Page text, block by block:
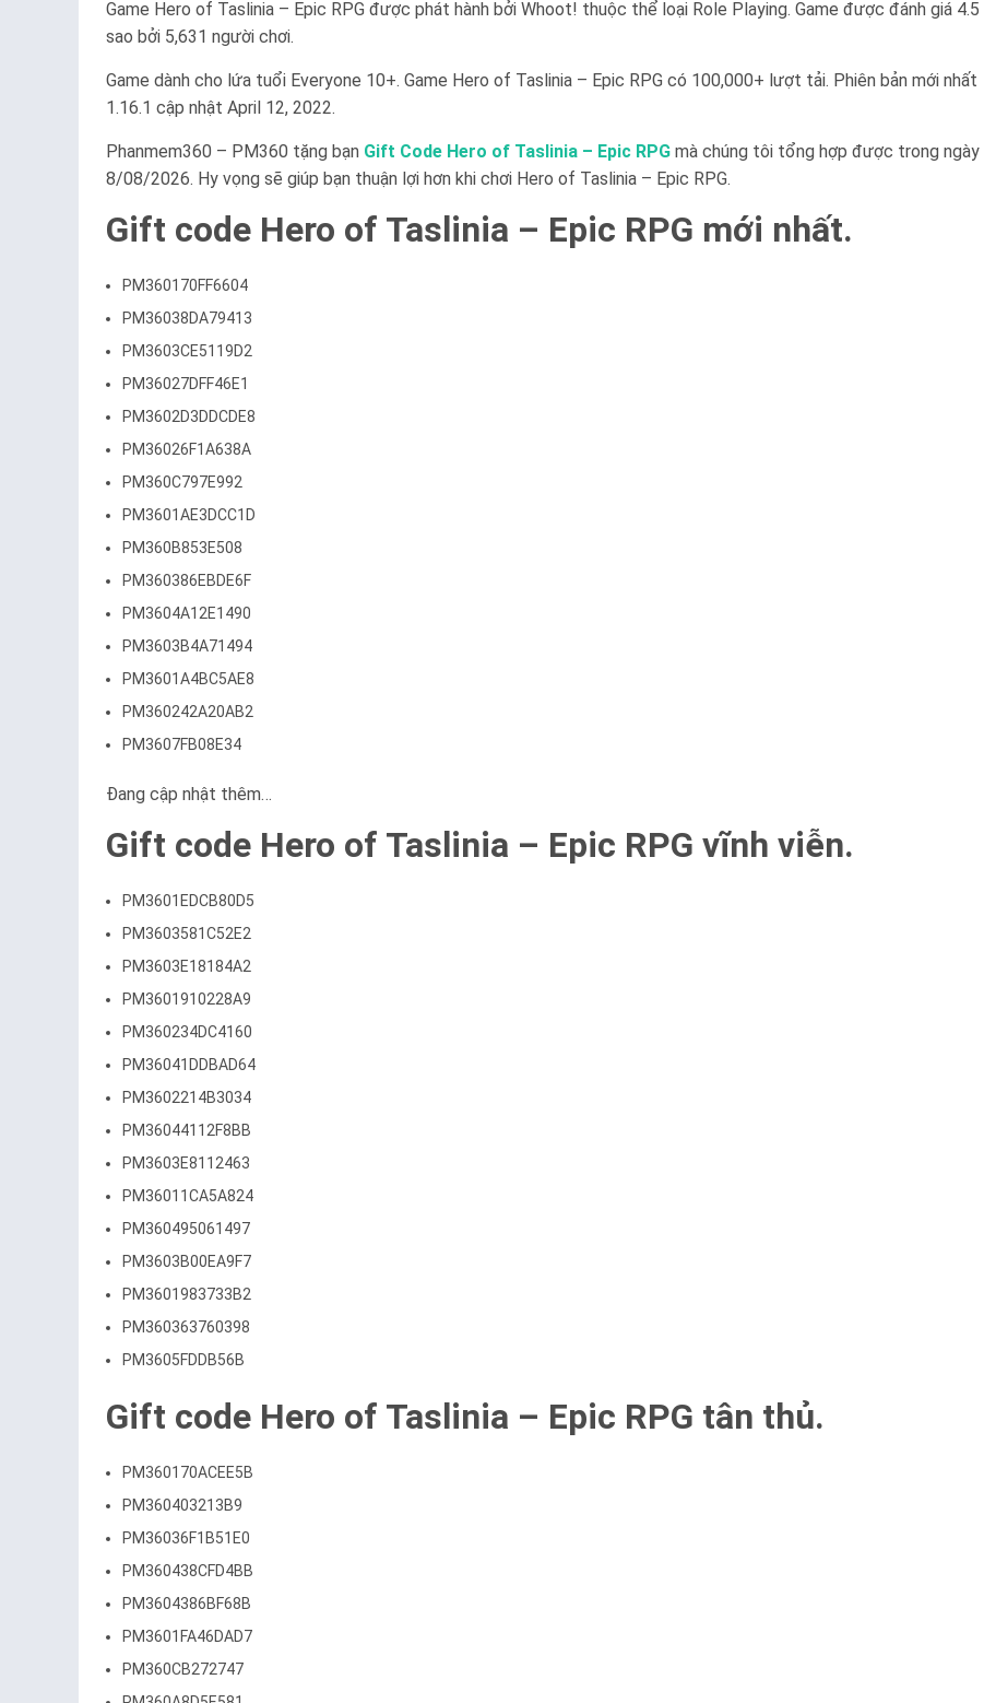
Game Hero of Taslinia – Epic RPG được phát hành bởi Whoot! thuộc thể loại Role Playing. Game được đánh giá 4.5
sao bởi 5,631 người chơi.
Game dành cho lứa tuổi Everyone 10+. Game Hero of Taslinia – Epic RPG có 100,000+ lượt tải. Phiên bản mới nhất
1.16.1 cập nhật April 12, 2022.
Phanmem360 – PM360 tặng bạn Gift Code Hero of Taslinia – Epic RPG mà chúng tôi tổng hợp được trong ngày
8/08/2026. Hy vọng sẽ giúp bạn thuận lợi hơn khi chơi Hero of Taslinia – Epic RPG.
Gift code Hero of Taslinia – Epic RPG mới nhất.
PM360170FF6604
PM36038DA79413
PM3603CE5119D2
PM36027DFF46E1
PM3602D3DDCDE8
PM36026F1A638A
PM360C797E992
PM3601AE3DCC1D
PM360B853E508
PM360386EBDE6F
PM3604A12E1490
PM3603B4A71494
PM3601A4BC5AE8
PM360242A20AB2
PM3607FB08E34
Đang cập nhật thêm…
Gift code Hero of Taslinia – Epic RPG vĩnh viễn.
PM3601EDCB80D5
PM3603581C52E2
PM3603E18184A2
PM3601910228A9
PM360234DC4160
PM36041DDBAD64
PM3602214B3034
PM36044112F8BB
PM3603E8112463
PM36011CA5A824
PM360495061497
PM3603B00EA9F7
PM3601983733B2
PM360363760398
PM3605FDDB56B
Gift code Hero of Taslinia – Epic RPG tân thủ.
PM360170ACEE5B
PM360403213B9
PM36036F1B51E0
PM360438CFD4BB
PM3604386BF68B
PM3601FA46DAD7
PM360CB272747